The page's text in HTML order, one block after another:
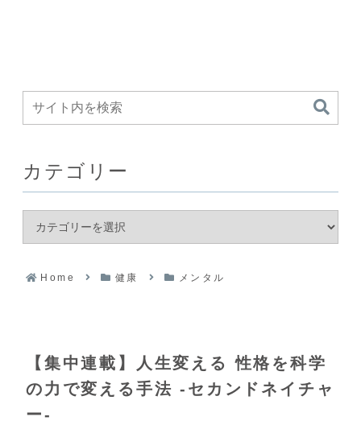
カテゴリー
Home 健康 メンタル
【集中連載】人生変える 性格を科学
の力で変える手法 -セカンドネイチャ
ー-